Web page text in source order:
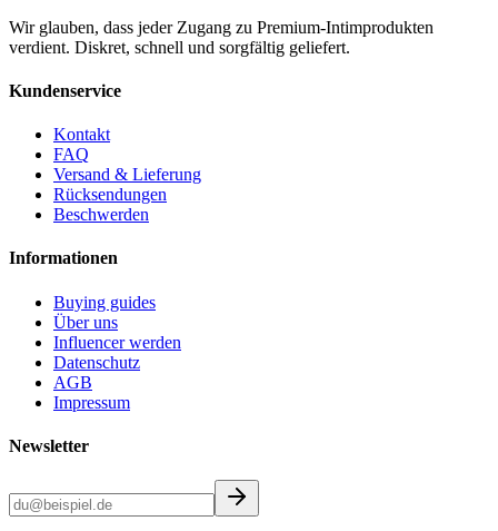
Wir glauben, dass jeder Zugang zu Premium-Intimprodukten
verdient. Diskret, schnell und sorgfältig geliefert.
Kundenservice
Kontakt
FAQ
Versand & Lieferung
Rücksendungen
Beschwerden
Informationen
Buying guides
Über uns
Influencer werden
Datenschutz
AGB
Impressum
Newsletter